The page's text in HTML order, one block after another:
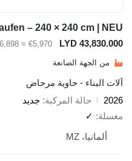
LYD
€5,970
≈ $6,898
الصانعة
- حاوية مرحاض
المركبة
جديد